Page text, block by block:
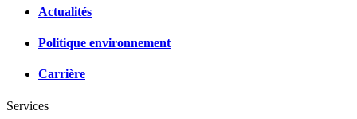
Actualités
Politique environnement
Carrière
Services